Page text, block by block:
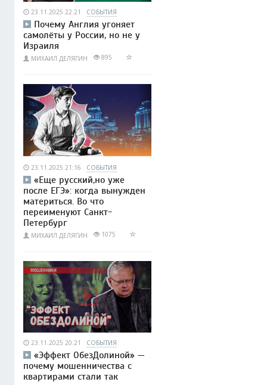
23.11.2025 22:21 СОБЫТИЯ
Почему Англия угоняет
самолёты у России, но не у
Израиля
МИХАИЛ ДЕЛЯГИН 895
23.11.2025 21:16 СОБЫТИЯ
«Еще русский,но уже
после ЕГЭ»: когда вынужден
материться. Во что
переименуют Санкт-
Петербург
МИХАИЛ ДЕЛЯГИН 1075
23.11.2025 20:21 СОБЫТИЯ
«Эффект ОбезДолиной» —
почему мошенничества с
квартирами стали так